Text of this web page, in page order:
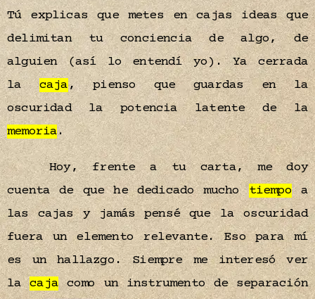
Tú explicas que metes en cajas ideas que
delimitan tu conciencia de algo, de
alguien (así lo entendí yo). Ya cerrada
lacaja, pienso que guardas en la
oscuridad la potencia latente de la
memoria.
Hoy, frente a tu carta, me doy
cuenta de que he dedicado muchotiempoa
las cajas y jamás pensé que la oscuridad
fuera un elemento relevante. Eso para mí
es un hallazgo. Siempre me interesó ver
lacajacomo un instrumento de separación